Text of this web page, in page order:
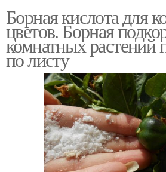
Борная кислота для
цветов. Борная
комнатных растений
по листу